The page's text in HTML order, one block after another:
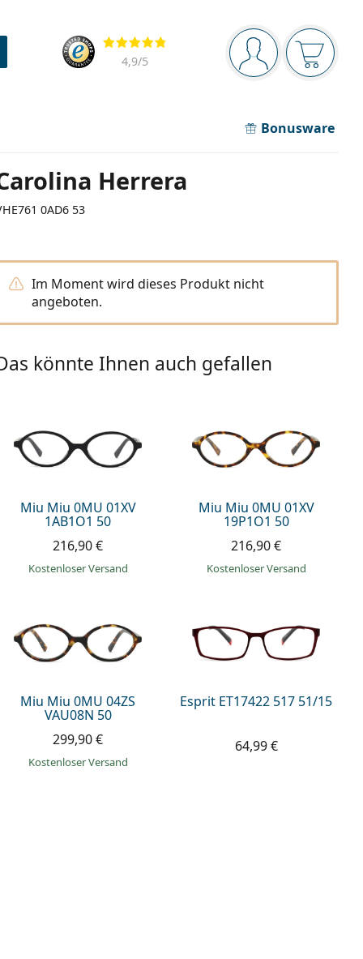
Navigationsleiste
Sie sind Der
Bewertung
4,9/5
Bonusware
Herrera
0AD6 53
Im Moment wird dieses Produkt nicht
angeboten.
könnte Ihnen auch gefallen
Miu Miu 0MU 01XV
1AB1O1 50
216,90 €
Kostenloser Versand
Miu Miu 0MU 01XV
19P1O1 50
216,90 €
Kostenloser Versand
Miu Miu 0MU 04ZS
VAU08N 50
299,90 €
Kostenloser Versand
Esprit ET17422 517 51/15
64,99 €